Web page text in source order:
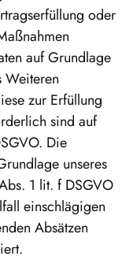
oder
auf Grundlage
Weiteren
zur Erfüllung
sind auf
Die
unseres
1 lit. f DSGVO
einschlägigen
Absätzen